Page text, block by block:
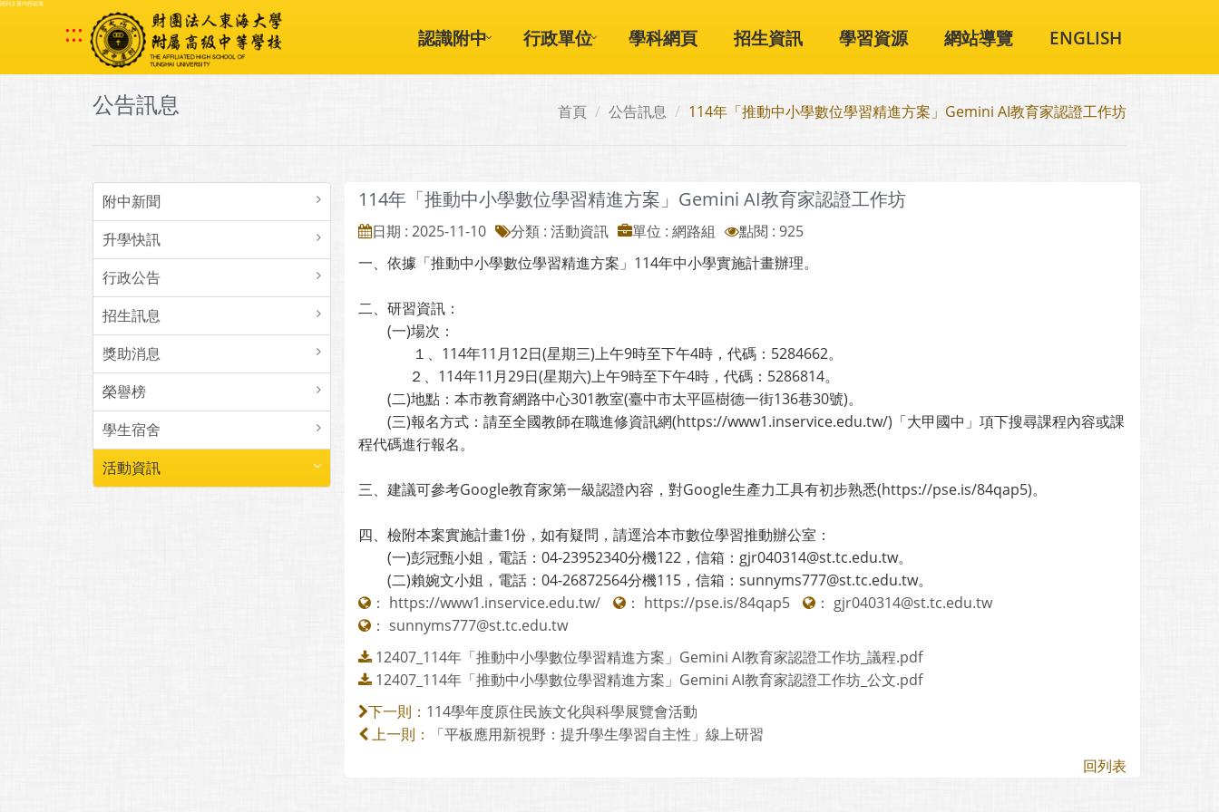
跳到主要內容區塊
::: 認識附中 行政單位 學科網頁 招生資訊 學習資源 網站導覽 ENGLISH
公告訊息 首頁 公告訊息 114年「推動中小學數位學習精進方案」Gemini AI教育家認證工作坊
附中新聞
升學快訊
行政公告
招生訊息
獎助消息
榮譽榜
學生宿舍
活動資訊
114年「推動中小學數位學習精進方案」Gemini AI教育家認證工作坊
日期 : 2025-11-10 分類 : 活動資訊 單位 : 網路組
點閱 : 925
一、依據「推動中小學數位學習精進方案」114年中小學實施計畫辦理。
二、研習資訊：
(一)場次：
１、114年11月12日(星期三)上午9時至下午4時，代碼：5284662。
２、114年11月29日(星期六)上午9時至下午4時，代碼：5286814。
(二)地點：本市教育網路中心301教室(臺中市太平區樹德一街136巷30號)。
(三)報名方式：請至全國教師在職進修資訊網(https://www1.inservice.edu.tw/)「大甲國中」項下搜尋課程內容或課
程代碼進行報名。
三、建議可參考Google教育家第一級認證內容，對Google生產力工具有初步熟悉(https://pse.is/84qap5)。
四、檢附本案實施計畫1份，如有疑問，請逕洽本市數位學習推動辦公室：
(一)彭冠甄小姐，電話：04-23952340分機122，信箱：gjr040314@st.tc.edu.tw。
(二)賴婉文小姐，電話：04-26872564分機115，信箱：sunnyms777@st.tc.edu.tw。
： https://www1.inservice.edu.tw/ ： https://pse.is/84qap5 ： gjr040314@st.tc.edu.tw
： sunnyms777@st.tc.edu.tw
12407_114年「推動中小學數位學習精進方案」Gemini AI教育家認證工作坊_議程.pdf
12407_114年「推動中小學數位學習精進方案」Gemini AI教育家認證工作坊_公文.pdf
下一則： 114學年度原住民族文化與科學展覽會活動
上一則：
「平板應用新視野：提升學生學習自主性」線上研習
回列表